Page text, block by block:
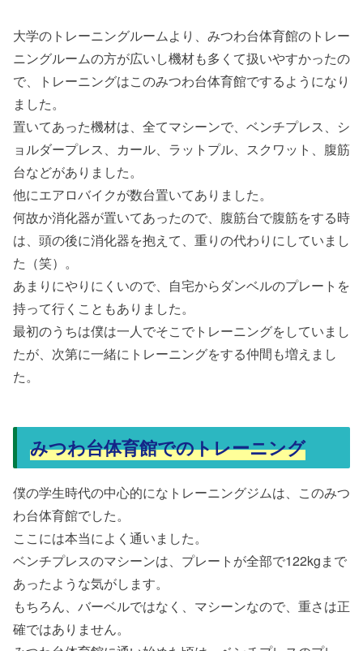
大学のトレーニングルームより、みつわ台体育館のトレー
ニングルームの方が広いし機材も多くて扱いやすかったの
で、トレーニングはこのみつわ台体育館でするようになり
ました。
置いてあった機材は、全てマシーンで、ベンチプレス、シ
ョルダープレス、カール、ラットプル、スクワット、腹筋
台などがありました。
他にエアロバイクが数台置いてありました。
何故か消化器が置いてあったので、腹筋台で腹筋をする時
は、頭の後に消化器を抱えて、重りの代わりにしていまし
た（笑）。
あまりにやりにくいので、自宅からダンベルのプレートを
持って行くこともありました。
最初のうちは僕は一人でそこでトレーニングをしていまし
たが、次第に一緒にトレーニングをする仲間も増えまし
た。
みつわ台体育館でのトレーニング
僕の学生時代の中心的になトレーニングジムは、このみつ
わ台体育館でした。
ここには本当によく通いました。
ベンチプレスのマシーンは、プレートが全部で122kgまで
あったような気がします。
もちろん、バーベルではなく、マシーンなので、重さは正
確ではありません。